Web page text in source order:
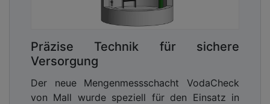
Präzise Technik für sichere
Versorgung
Der neue Mengenmessschacht VodaCheck
von Mall wurde speziell für den Einsatz in